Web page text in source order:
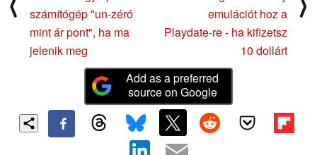
számítógép "un-zéró
mint ár pont", ha ma
jelenik meg
emulációt hoz a
Playdate-re - ha kifizetsz
10 dollárt
Add as a preferred
source on Google